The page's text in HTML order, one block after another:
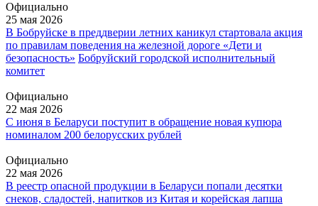
Официально
25 мая 2026
В Бобруйске в преддверии летних каникул стартовала акция
по правилам поведения на железной дороге «Дети и
безопасность» Бобруйский городской исполнительный
комитет
Официально
22 мая 2026
С июня в Беларуси поступит в обращение новая купюра
номиналом 200 белорусских рублей
Официально
22 мая 2026
В реестр опасной продукции в Беларуси попали десятки
снеков, сладостей, напитков из Китая и корейская лапша